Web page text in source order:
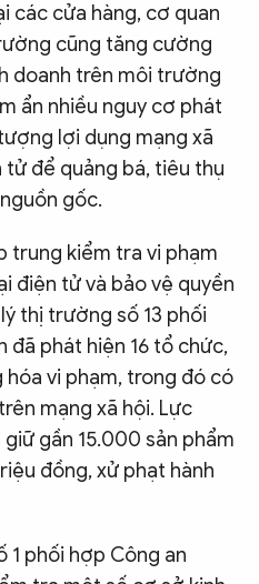
các cửa hàng, cơ quan
cũng tăng cường
doanh trên môi trường
ẩn nhiều nguy cơ phát
lợi dụng mạng xã
để quảng bá, tiêu thụ
gốc.
trung kiểm tra vi phạm
điện tử và bảo vệ quyền
thị trường số 13 phối
đã phát hiện 16 tổ chức,
hóa vi phạm, trong đó có
mạng xã hội. Lực
gần 15.000 sản phẩm
đồng, xử phạt hành
phối hợp Công an